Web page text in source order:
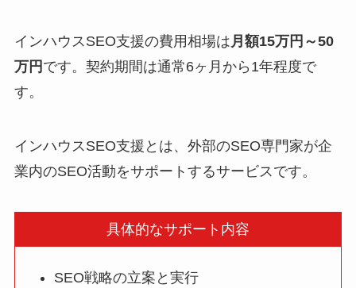
インハウスSEO支援の費用相場は 月額15万円～50
万円 です。契約期間は通常6ヶ月から1年程度で
す。
インハウスSEO支援とは、外部のSEO専門家が企
業内のSEO活動をサポートするサービスです。
具体的なサポート内容
SEO戦略の立案と実行